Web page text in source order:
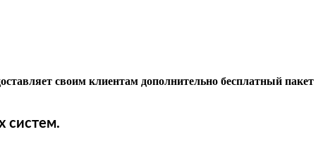
своим клиентам дополнительно бесплатный пакет
систем.